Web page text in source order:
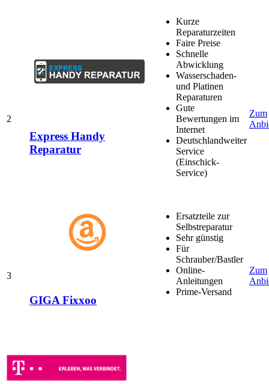
2
Express Handy
Reparatur
Kurze
Reparaturzeiten
Faire Preise
Schnelle
Abwicklung
Wasserschaden-
und Platinen
Reparaturen
Gute
Bewertungen im
Internet
Deutschlandweiter
Service
(Einschick-
Service)
Zum
3
GIGA Fixxoo
Ersatzteile zur
Selbstreparatur
Sehr günstig
Für
Schrauber/Bastler
Online-
Anleitungen
Prime-Versand
Zum